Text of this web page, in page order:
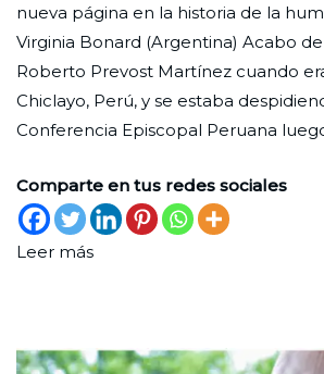
mayo
de
2025
nueva página en la historia de la
Virginia Bonard (Argentina) Acabo
Roberto Prevost Martínez cuando
Chiclayo, Perú, y se estaba
Conferencia Episcopal Peruana
Comparte en tus redes sociales
Leer más